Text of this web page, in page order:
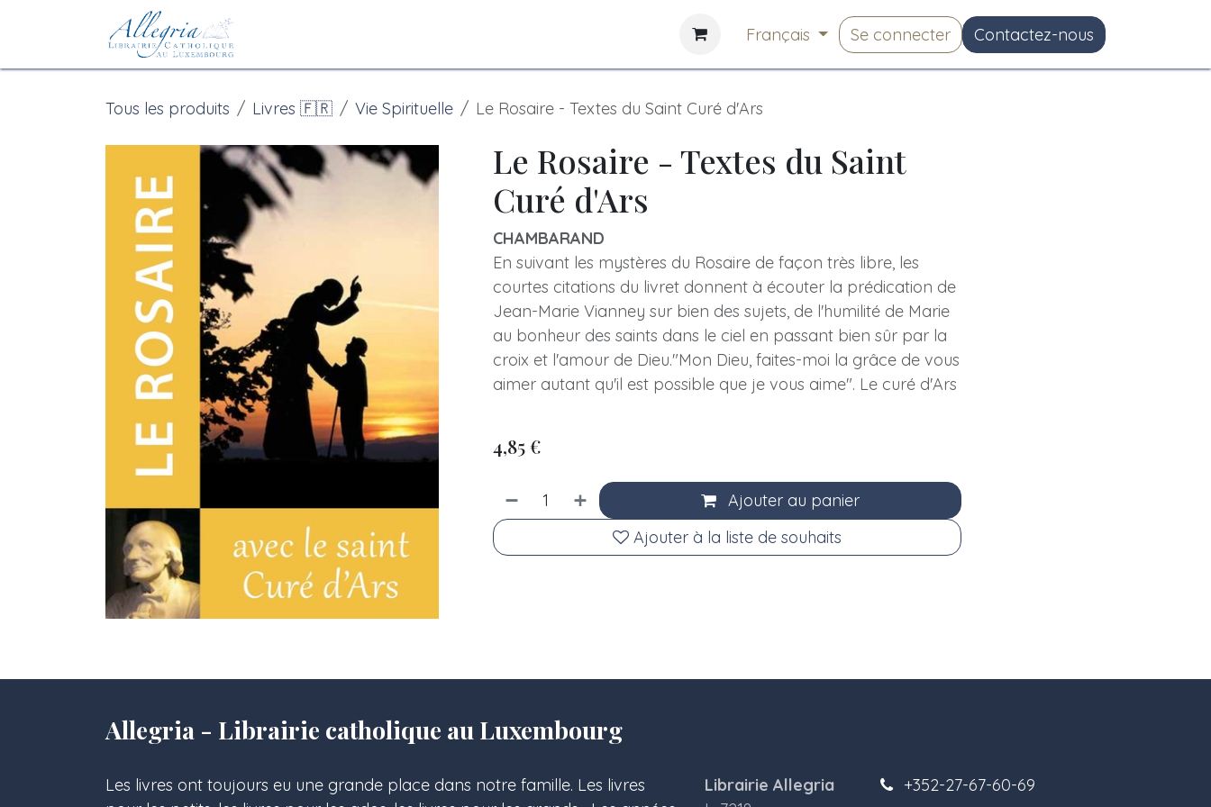
Se rendre au contenu
Français Se connecter Contactez-nous
Tous les produits Livres 🇫🇷 Vie Spirituelle Le Rosaire - Textes du Saint Curé d'Ars
Le Rosaire - Textes du Saint
Curé d'Ars
CHAMBARAND
En suivant les mystères du Rosaire de façon très libre, les
courtes citations du livret donnent à écouter la prédication de
Jean-Marie Vianney sur bien des sujets, de l'humilité de Marie
au bonheur des saints dans le ciel en passant bien sûr par la
croix et l'amour de Dieu."Mon Dieu, faites-moi la grâce de vous
aimer autant qu'il est possible que je vous aime". Le curé d'Ars
4,85€
Ajouter au panier
Ajouter à la liste de souhaits
Allegria - Librairie catholique au Luxembourg
Les livres ont toujours eu une grande place dans notre famille. Les livres
Librairie Allegria
+352-27-67-60-69